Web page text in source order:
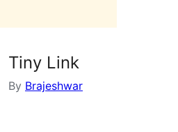
Tiny Link
By Brajeshwar